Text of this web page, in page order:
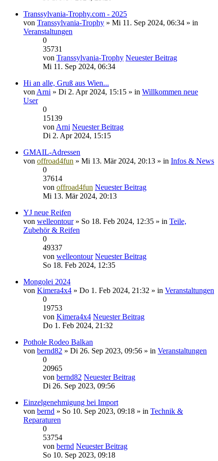
Transsylvania-Trophy.com - 2025
von Transsylvania-Trophy » Mi 11. Sep 2024, 06:34 » in
Veranstaltungen
0
35731
von Transsylvania-Trophy Neuester Beitrag
Mi 11. Sep 2024, 06:34
Hi an alle, Gruß aus Wien...
von Arni » Di 2. Apr 2024, 15:15 » in Willkommen neue
User
0
15139
von Arni Neuester Beitrag
Di 2. Apr 2024, 15:15
GMAIL-Adressen
von offroad4fun » Mi 13. Mär 2024, 20:13 » in Infos & News
0
37614
von offroad4fun Neuester Beitrag
Mi 13. Mär 2024, 20:13
YJ neue Reifen
von welleontour» So 18. Feb 2024, 12:35 » in Teile,
Zubehör & Reifen
0
49337
von welleontour Neuester Beitrag
So 18. Feb 2024, 12:35
Mongolei 2024
von Kimera4x4 » Do 1. Feb 2024, 21:32 » in Veranstaltungen
0
19753
von Kimera4x4 Neuester Beitrag
Do 1. Feb 2024, 21:32
Pothole Rodeo Balkan
von bernd82 » Di 26. Sep 2023, 09:56 » in Veranstaltungen
0
20965
von bernd82 Neuester Beitrag
Di 26. Sep 2023, 09:56
Einzelgenehmigung bei Import
von bernd » So 10. Sep 2023, 09:18 » in Technik &
Reparaturen
0
53754
von bernd Neuester Beitrag
So 10. Sep 2023, 09:18